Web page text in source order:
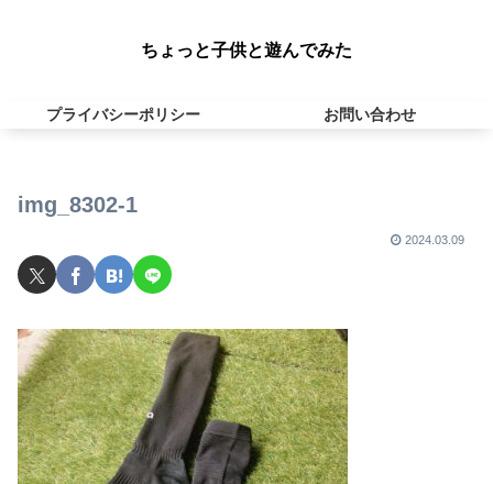
ちょっと子供と遊んでみた
プライバシーポリシー お問い合わせ
img_8302-1
2024.03.09